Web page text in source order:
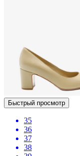
Быстрый просмотр
35
36
37
38